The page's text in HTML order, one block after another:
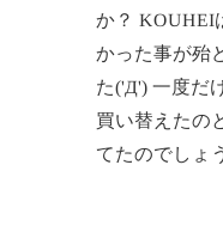
か？ KOUHEI
かった事が殆
た('Д') 一度だ
買い替えたの
てたのでしょ